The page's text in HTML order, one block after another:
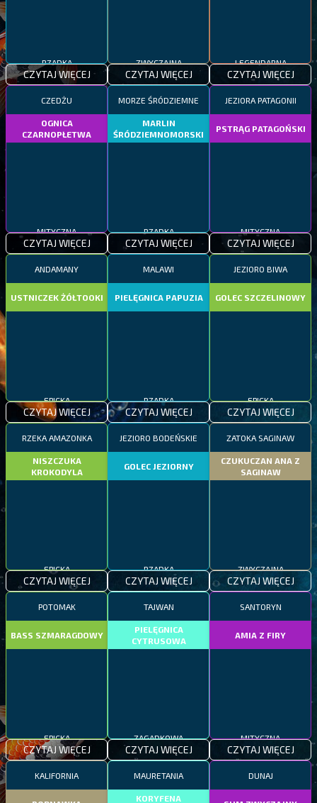
RZADKA
CZYTAJ WIĘCEJ
ZWYCZAJNA
CZYTAJ WIĘCEJ
LEGENDARNA
CZYTAJ WIĘCEJ
CZEDŻU
OGNICA
CZARNOPŁETWA
MITYCZNA
CZYTAJ WIĘCEJ
MORZE ŚRÓDZIEMNE
MARLIN
ŚRÓDZIEMNOMORSKI
RZADKA
CZYTAJ WIĘCEJ
JEZIORA PATAGONII
PSTRĄG PATAGOŃSKI
MITYCZNA
CZYTAJ WIĘCEJ
ANDAMANY
USTNICZEK ŻÓŁTOOKI
EPICKA
CZYTAJ WIĘCEJ
MALAWI
PIELĘGNICA PAPUZIA
RZADKA
CZYTAJ WIĘCEJ
JEZIORO BIWA
GOLEC SZCZELINOWY
EPICKA
CZYTAJ WIĘCEJ
RZEKA AMAZONKA
NISZCZUKA
KROKODYLA
EPICKA
CZYTAJ WIĘCEJ
JEZIORO BODEŃSKIE
GOLEC JEZIORNY
RZADKA
CZYTAJ WIĘCEJ
ZATOKA SAGINAW
CZUKUCZAN ANA Z
SAGINAW
ZWYCZAJNA
CZYTAJ WIĘCEJ
POTOMAK
BASS SZMARAGDOWY
EPICKA
CZYTAJ WIĘCEJ
TAJWAN
PIELĘGNICA
CYTRUSOWA
ZAGADKOWA
CZYTAJ WIĘCEJ
SANTORYN
AMIA Z FIRY
MITYCZNA
CZYTAJ WIĘCEJ
KALIFORNIA MAURETANIA
KORYFENA
DUNAJ